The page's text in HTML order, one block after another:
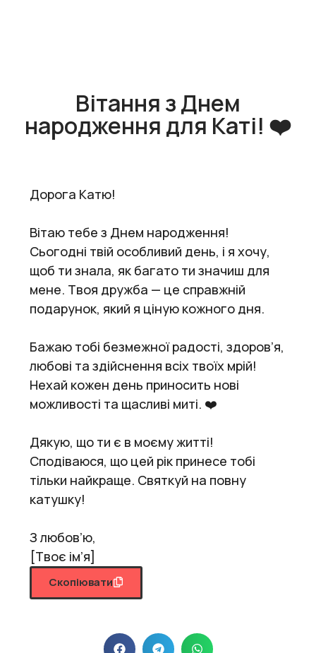
Вітання з Днем
народження для Каті! ❤️
Дорога Катю!
Вітаю тебе з Днем народження!
Сьогодні твій особливий день, і я хочу,
щоб ти знала, як багато ти значиш для
мене. Твоя дружба — це справжній
подарунок, який я ціную кожного дня.
Бажаю тобі безмежної радості, здоров’я,
любові та здійснення всіх твоїх мрій!
Нехай кожен день приносить нові
можливості та щасливі миті. ❤️
Дякую, що ти є в моєму житті!
Сподіваюся, що цей рік принесе тобі
тільки найкраще. Святкуй на повну
катушку!
З любов’ю,
[Твоє ім’я]
Скопіювати